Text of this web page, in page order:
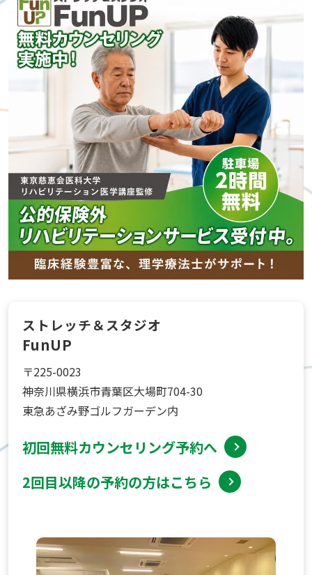
ストレッチ＆スタジオ
FunUP
〒225-0023
神奈川県横浜市青葉区大場町704-30
東急あざみ野ゴルフガーデン内
初回無料カウンセリング予約へ
2回目以降の予約の方はこちら